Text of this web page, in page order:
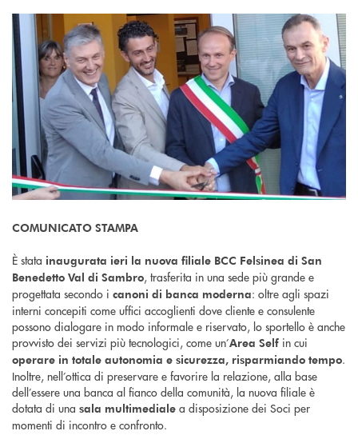
COMUNICATO STAMPA
È stata inaugurata ieri la nuova filiale BCC Felsinea di San
Benedetto Val di Sambro, trasferita in una sede più grande e
progettata secondo i canoni di banca moderna: oltre agli spazi
interni concepiti come uffici accoglienti dove cliente e consulente
possono dialogare in modo informale e riservato, lo sportello è anche
provvisto dei servizi più tecnologici, come un’Area Self in cui
operare in totale autonomia e sicurezza, risparmiando tempo.
Inoltre, nell’ottica di preservare e favorire la relazione, alla base
dell’essere una banca al fianco della comunità, la nuova filiale è
dotata di una sala multimediale a disposizione dei Soci per
momenti di incontro e confronto.